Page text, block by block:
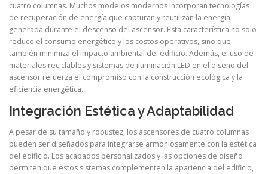
cuatro columnas. Muchos modelos modernos incorporan tecnologías
de recuperación de energía que capturan y reutilizan la energía
generada durante el descenso del ascensor. Esta característica no solo
reduce el consumo energético y los costos operativos, sino que
también minimiza el impacto ambiental del edificio. Además, el uso de
materiales reciclables y sistemas de iluminación LED en el diseño del
ascensor refuerza el compromiso con la construcción ecológica y la
eficiencia energética.
Integración Estética y Adaptabilidad
A pesar de su tamaño y robustez, los ascensores de cuatro columnas
pueden ser diseñados para integrarse armoniosamente con la estética
del edificio. Los acabados personalizados y las opciones de diseño
permiten que estos sistemas complementen la apariencia del edificio,